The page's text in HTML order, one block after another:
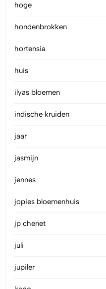
hoge
hondenbrokken
hortensia
huis
ilyas bloemen
indische kruiden
jaar
jasmijn
jennes
jopies bloemenhuis
jp chenet
juli
jupiler